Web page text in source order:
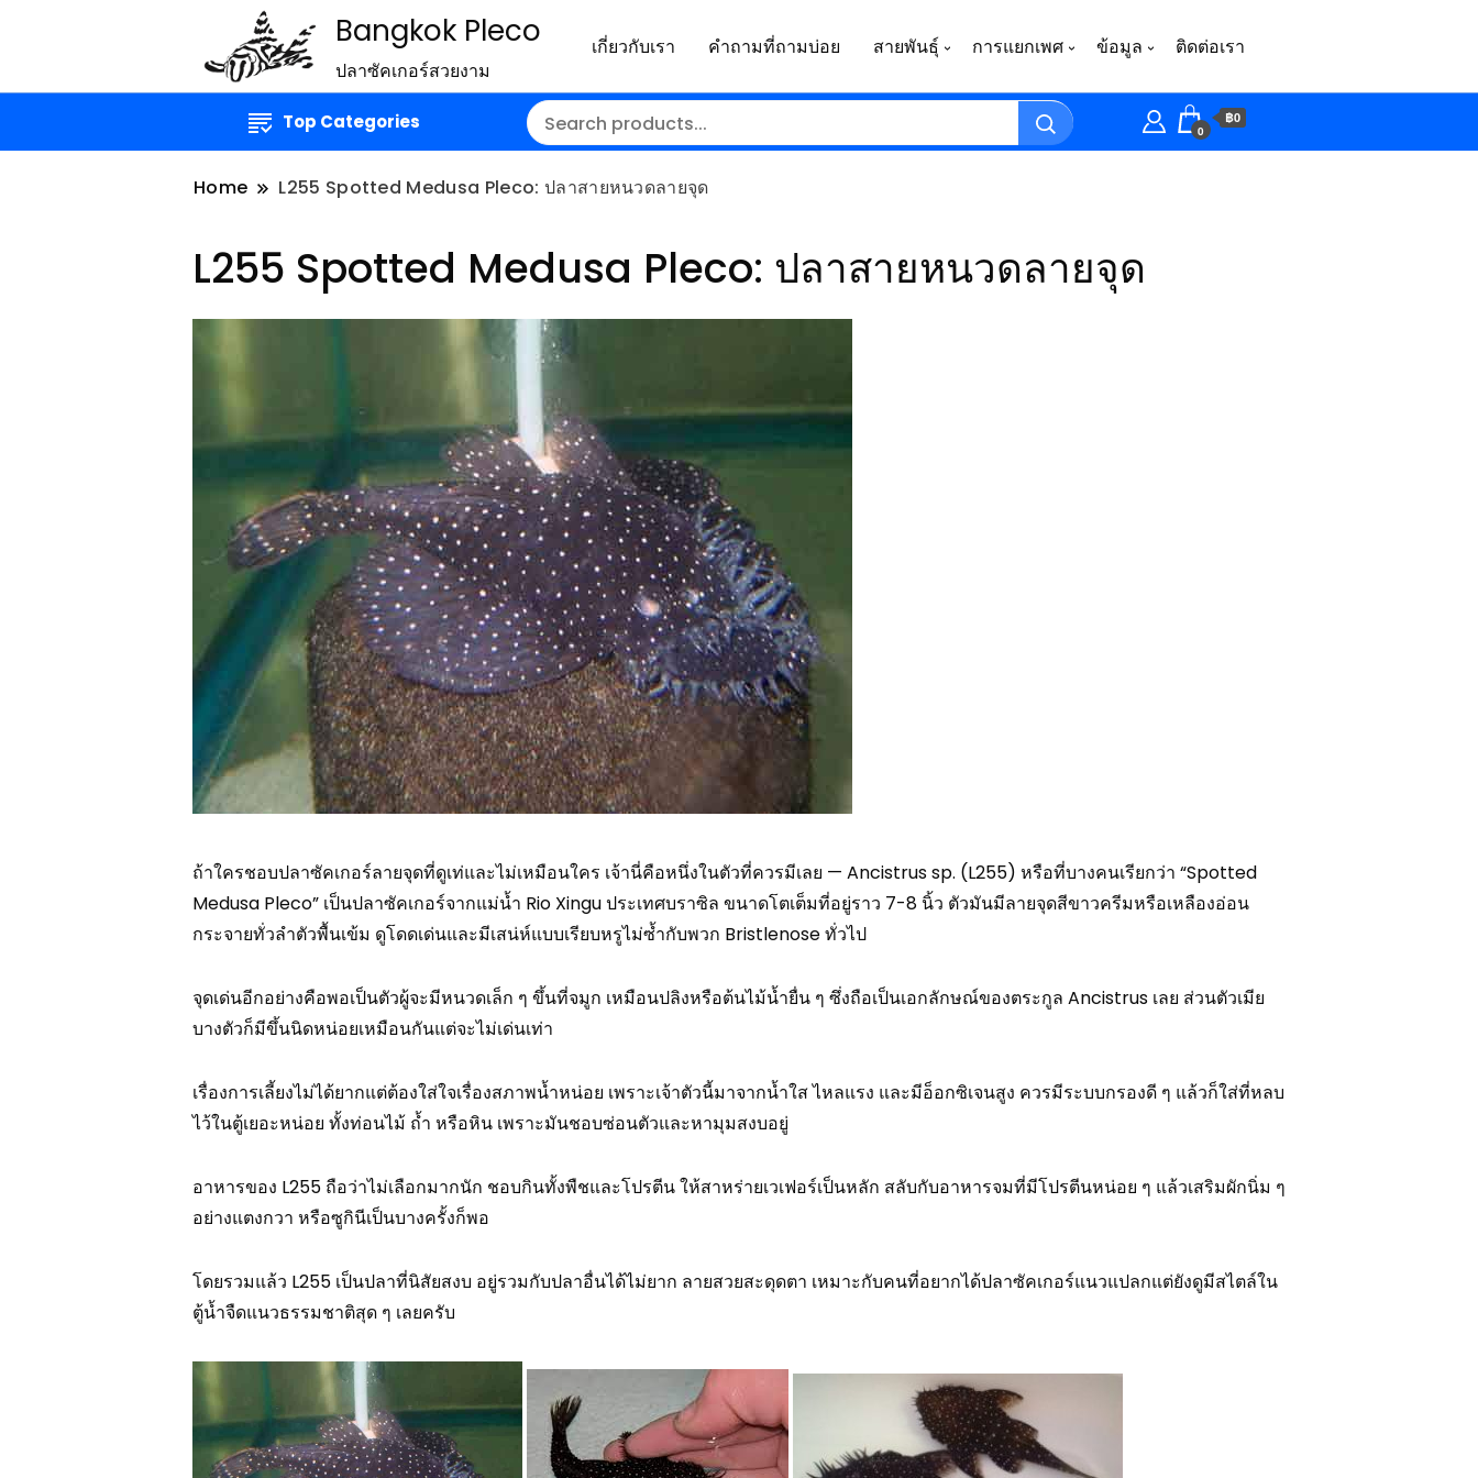
Bangkok Pleco
ปลาซัคเกอร์สวยงาม
เกี่ยวกับเรา คำถามที่ถามบ่อย สายพันธุ์ การแยกเพศ ข้อมูล ติดต่อเรา
Top Categories 0
฿0
Home L255 Spotted Medusa Pleco: ปลาสายหนวดลายจุด
L255 Spotted Medusa Pleco: ปลาสายหนวดลายจุด
ถ้าใครชอบปลาซัคเกอร์ลายจุดที่ดูเท่และไม่เหมือนใคร เจ้านี่คือหนึ่งในตัวที่ควรมีเลย — Ancistrus sp. (L255) หรือที่บางคนเรียกว่า “Spotted
Medusa Pleco” เป็นปลาซัคเกอร์จากแม่น้ำ Rio Xingu ประเทศบราซิล ขนาดโตเต็มที่อยู่ราว 7-8 นิ้ว ตัวมันมีลายจุดสีขาวครีมหรือเหลืองอ่อน
กระจายทั่วลำตัวพื้นเข้ม ดูโดดเด่นและมีเสน่ห์แบบเรียบหรูไม่ซ้ำกับพวก Bristlenose ทั่วไป
จุดเด่นอีกอย่างคือพอเป็นตัวผู้จะมีหนวดเล็ก ๆ ขึ้นที่จมูก เหมือนปลิงหรือต้นไม้น้ำยื่น ๆ ซึ่งถือเป็นเอกลักษณ์ของตระกูล Ancistrus เลย ส่วนตัวเมีย
บางตัวก็มีขึ้นนิดหน่อยเหมือนกันแต่จะไม่เด่นเท่า
เรื่องการเลี้ยงไม่ได้ยากแต่ต้องใส่ใจเรื่องสภาพน้ำหน่อย เพราะเจ้าตัวนี้มาจากน้ำใส ไหลแรง และมีอ็อกซิเจนสูง ควรมีระบบกรองดี ๆ แล้วก็ใส่ที่หลบ
ไว้ในตู้เยอะหน่อย ทั้งท่อนไม้ ถ้ำ หรือหิน เพราะมันชอบซ่อนตัวและหามุมสงบอยู่
อาหารของ L255 ถือว่าไม่เลือกมากนัก ชอบกินทั้งพืชและโปรตีน ให้สาหร่ายเวเฟอร์เป็นหลัก สลับกับอาหารจมที่มีโปรตีนหน่อย ๆ แล้วเสริมผักนิ่ม ๆ
อย่างแตงกวา หรือซูกินีเป็นบางครั้งก็พอ
โดยรวมแล้ว L255 เป็นปลาที่นิสัยสงบ อยู่รวมกับปลาอื่นได้ไม่ยาก ลายสวยสะดุดตา เหมาะกับคนที่อยากได้ปลาซัคเกอร์แนวแปลกแต่ยังดูมีสไตล์ใน
ตู้น้ำจืดแนวธรรมชาติสุด ๆ เลยครับ